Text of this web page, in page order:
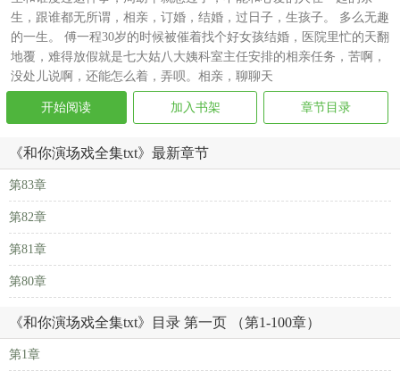
生，跟谁都无所谓，相亲，订婚，结婚，过日子，生孩子。 多么无趣
的一生。 傅一程30岁的时候被催着找个好女孩结婚，医院里忙的天翻
地覆，难得放假就是七大姑八大姨科室主任安排的相亲任务，苦啊，
没处儿说啊，还能怎么着，弄呗。相亲，聊聊天
开始阅读 加入书架 章节目录
《和你演场戏全集txt》最新章节
第83章
第82章
第81章
第80章
《和你演场戏全集txt》目录 第一页 （第1-100章）
第1章